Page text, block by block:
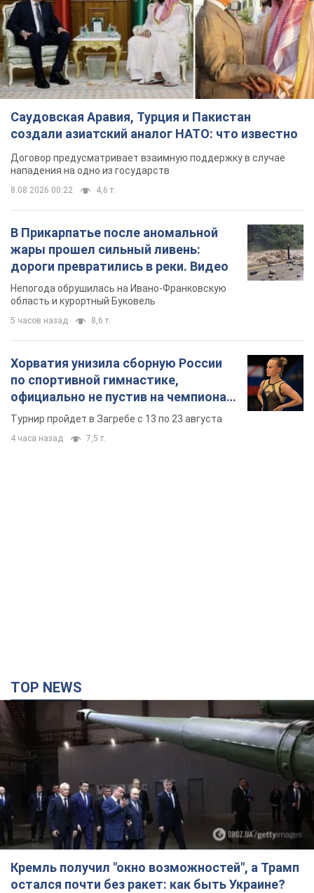
Саудовская Аравия, Турция и Пакистан
создали азиатский аналог НАТО: что известно
Договор предусматривает взаимную поддержку в случае
нападения на одно из государств
8.08.2026 00:22 4,6 т.
В Прикарпатье после аномальной
жары прошел сильный ливень:
дороги превратились в реки. Видео
Непогода обрушилась на Ивано-Франковскую
область и курортный Буковель
5 часов назад 8,6 т.
Хорватия унизила сборную России
по спортивной гимнастике,
официально не пустив на чемпионат
Европы основных спортсменов
Турнир пройдет в Загребе с 13 по 23 августа
4 часа назад 7,5 т.
TOP NEWS
Кремль получил "окно возможностей", а Трамп
остался почти без ракет: как быть Украине?